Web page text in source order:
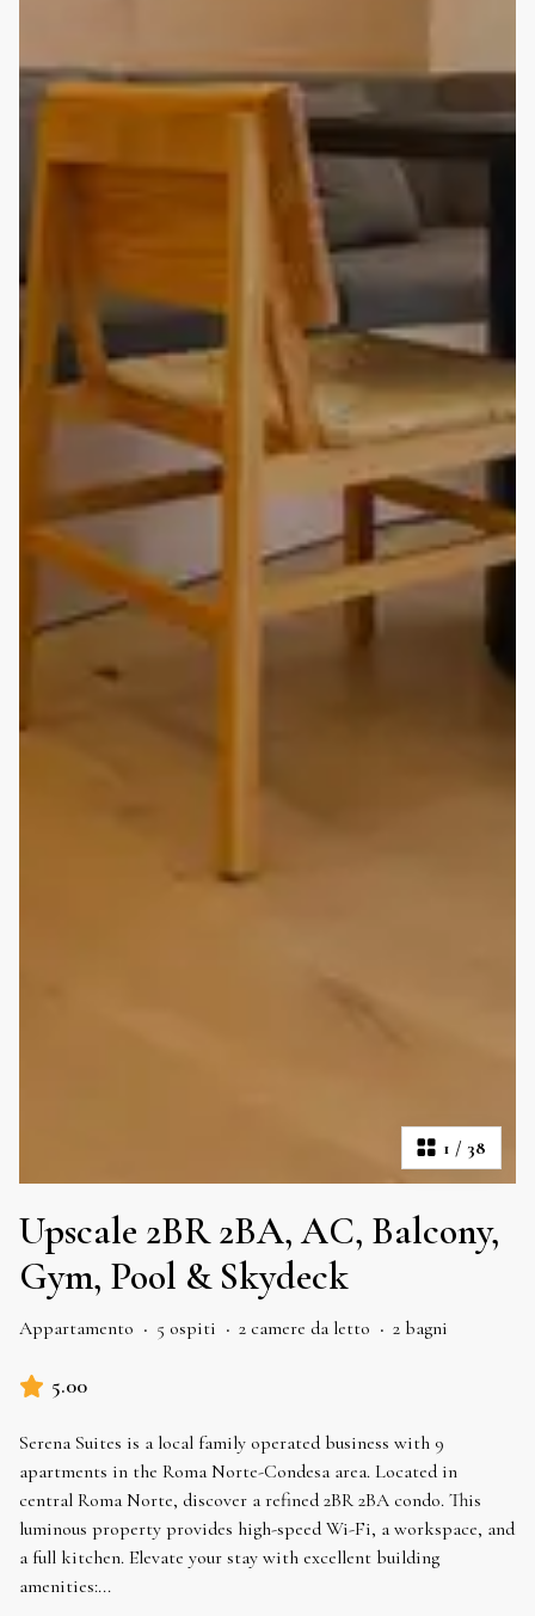
1 / 38
Upscale 2BR 2BA, AC, Balcony,
Gym, Pool & Skydeck
Appartamento · 5 ospiti · 2 camere da letto · 2 bagni
5.00
Serena Suites is a local family operated business with 9
apartments in the Roma Norte-Condesa area. Located in
central Roma Norte, discover a refined 2BR 2BA condo. This
luminous property provides high-speed Wi-Fi, a workspace, and
a full kitchen. Elevate your stay with excellent building
amenities:...